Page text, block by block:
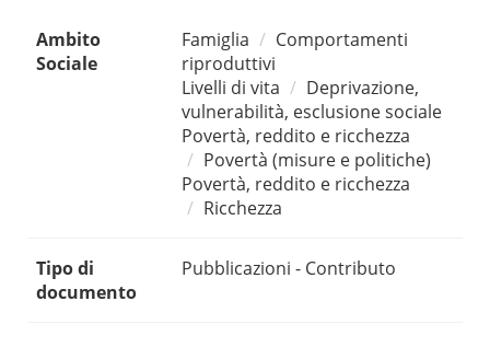
Ambito
Sociale
Famiglia
Comportamenti
riproduttivi
Livelli di vita
Deprivazione,
vulnerabilità, esclusione sociale
Povertà, reddito e ricchezza
Povertà (misure e politiche)
Povertà, reddito e ricchezza
Ricchezza
Tipo di
documento
Pubblicazioni - Contributo